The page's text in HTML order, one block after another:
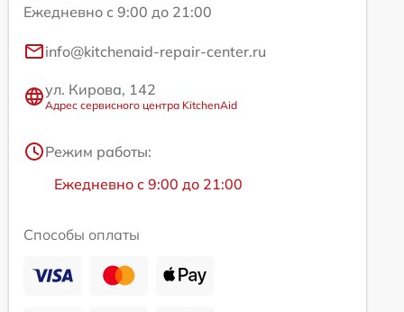
Ежедневно с 9:00 до 21:00
info@kitchenaid-repair-center.ru
ул. Кирова, 142
Адрес сервисного центра KitchenAid
Режим работы:
Ежедневно с 9:00 до 21:00
Способы оплаты